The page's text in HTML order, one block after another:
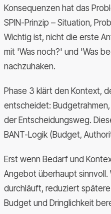
Konsequenzen hat das
SPIN-Prinzip – Situation,
Wichtig ist, nicht die erste
mit 'Was noch?' und 'Was
nachzuhaken.
Phase 3 klärt den Kontext,
entscheidet:
der Entscheidungsweg.
BANT-Logik (Budget,
Erst wenn Bedarf und
Angebot überhaupt sinnvoll.
durchläuft, reduziert
Budget und Dringlichkeit